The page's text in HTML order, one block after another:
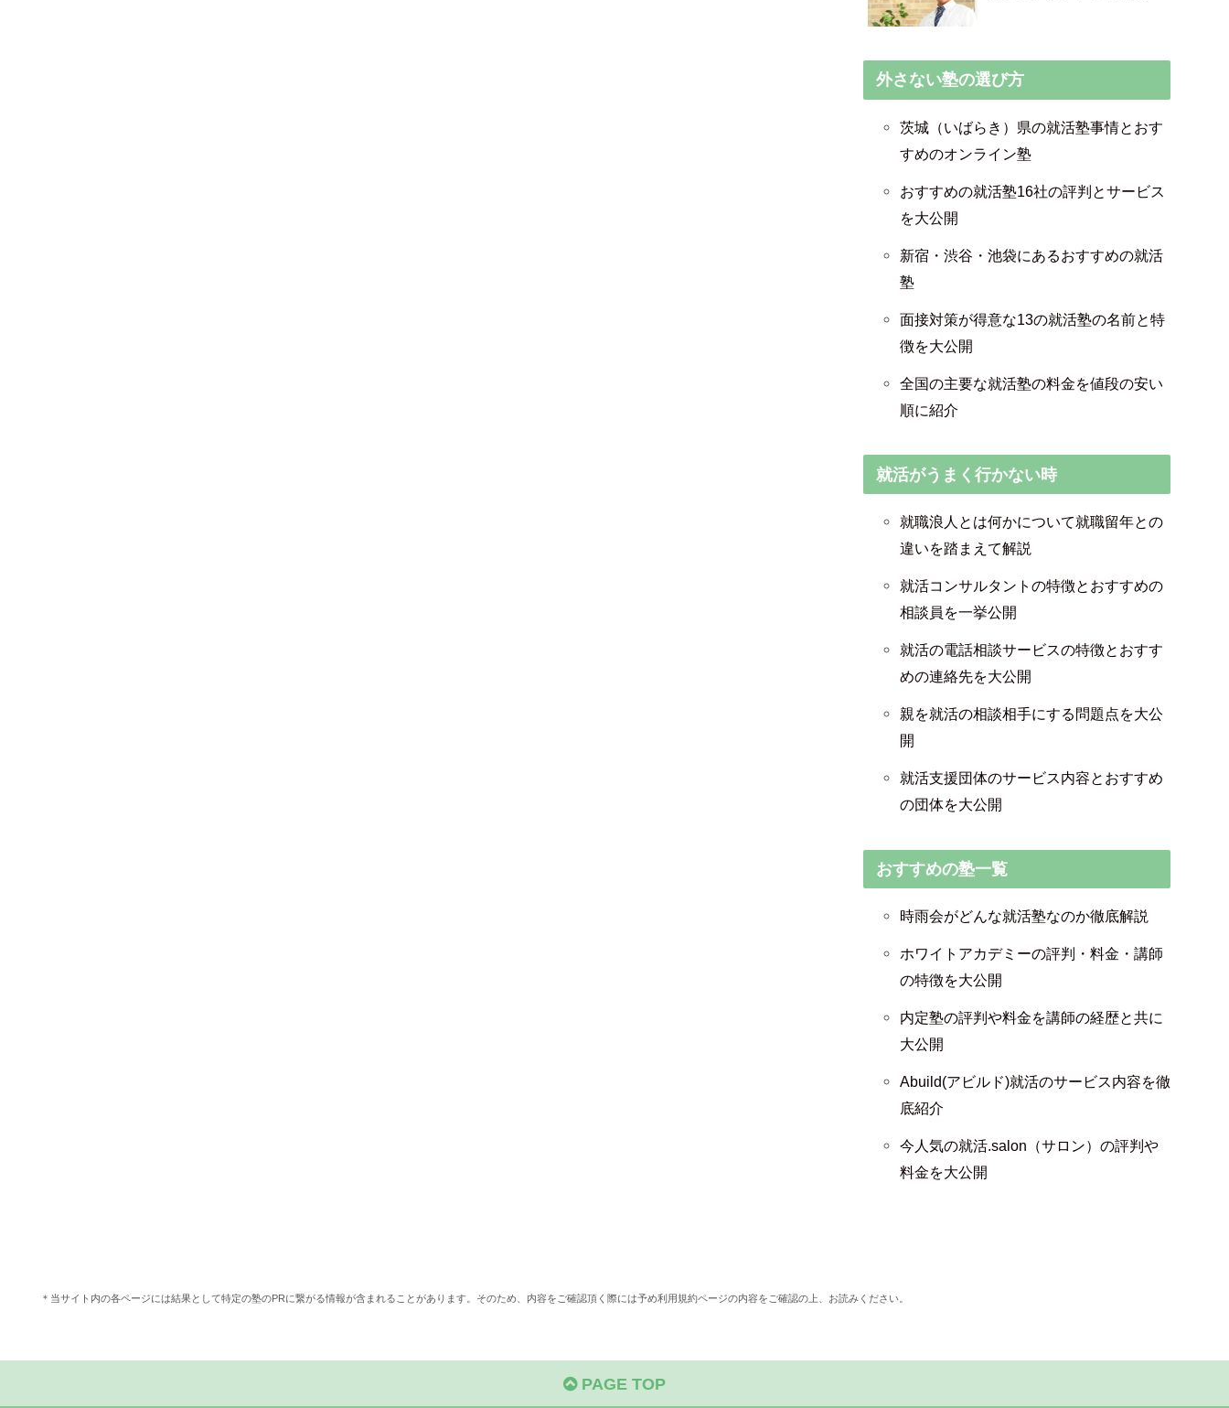
外さない塾の選び方
茨城（いばらき）県の就活塾事情とおす
すめのオンライン塾
おすすめの就活塾16社の評判とサービス
を大公開
新宿・渋谷・池袋にあるおすすめの就活
塾
面接対策が得意な13の就活塾の名前と特
徴を大公開
全国の主要な就活塾の料金を値段の安い
順に紹介
就活がうまく行かない時
就職浪人とは何かについて就職留年との
違いを踏まえて解説
就活コンサルタントの特徴とおすすめの
相談員を一挙公開
就活の電話相談サービスの特徴とおすす
めの連絡先を大公開
親を就活の相談相手にする問題点を大公
開
就活支援団体のサービス内容とおすすめ
の団体を大公開
おすすめの塾一覧
時雨会がどんな就活塾なのか徹底解説
ホワイトアカデミーの評判・料金・講師
の特徴を大公開
内定塾の評判や料金を講師の経歴と共に
大公開
Abuild(アビルド)就活のサービス内容を徹
底紹介
今人気の就活.salon（サロン）の評判や
料金を大公開
＊当サイト内の各ページには結果として特定の塾のPRに繋がる情報が含まれることがあります。そのため、内容をご確認頂く際には予め利用規約ページの内容をご確認の上、お読みください。
PAGE TOP